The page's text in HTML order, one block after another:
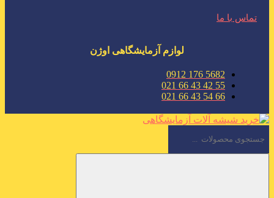
تماس با ما
لوازم آزمایشگاهی اوژن
5682 176 0912
55 42 43 66 021
66 54 43 66 021